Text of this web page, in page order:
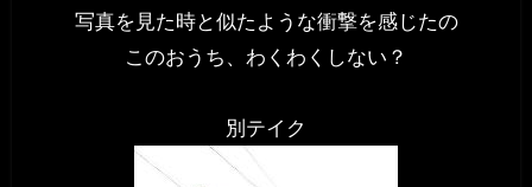
写真を見た時と似たような衝撃を感じたの
このおうち、わくわくしない？
別テイク